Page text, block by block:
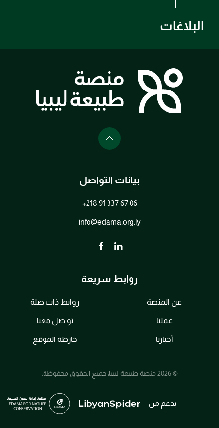
البلاغات
بيانات التواصل
+218 91 337 67 06
info@edama.org.ly
روابط سريعة
عن المنصة
عملنا
أخبارنا
روابط ذات صلة
تواصل معنا
خارطة الموقع
© 2026 منصة طبيعة ليبيا، جميع الحقوق محفوظة.
بدعم من